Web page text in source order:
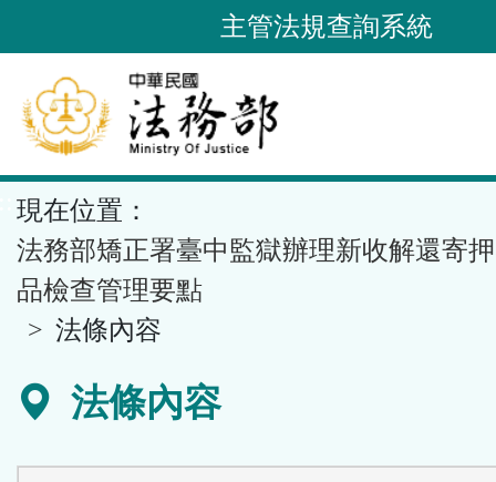
到
要
內
容
區
塊
主管法規查詢系統
現在位置：
法務部矯正署臺中監獄辦理新收解還寄
品檢查管理要點
法條內容
法條內容